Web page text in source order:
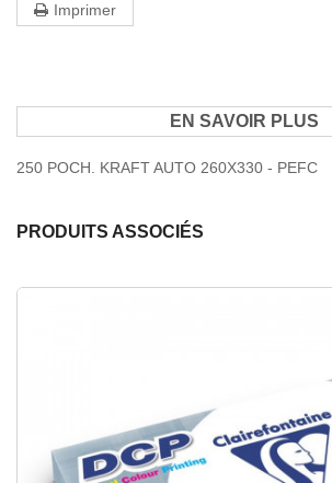
Imprimer
EN SAVOIR PLUS
250 POCH. KRAFT AUTO 260X330 - PEFC
PRODUITS ASSOCIÉS